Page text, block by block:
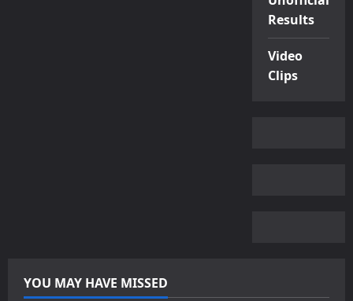
Results
Video
Clips
YOU MAY HAVE MISSED